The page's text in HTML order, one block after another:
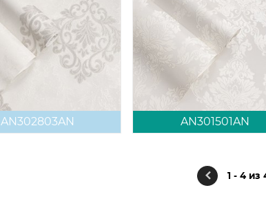
AN302803AN AN301501AN
1 - 4 из